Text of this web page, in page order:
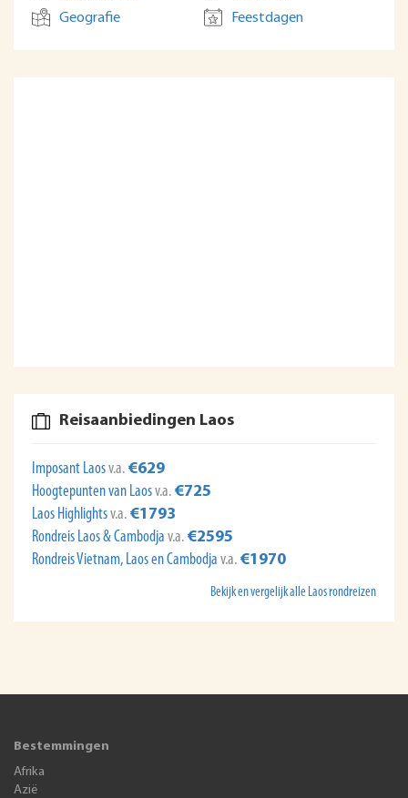
Geografie
Feestdagen
Reisaanbiedingen Laos
Imposant Laosv.a. €629
Hoogtepunten van Laosv.a. €725
Laos Highlightsv.a. €1793
Rondreis Laos & Cambodja v.a. €2595
Rondreis Vietnam, Laos en Cambodja v.a. €1970
Bekijk en vergelijk alle Laos rondreizen
Bestemmingen
Afrika
Azië